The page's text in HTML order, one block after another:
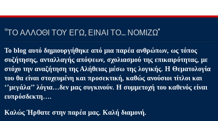
‘’ΤΟ ΑΛΛΟΘΙ ΤΟΥ ΕΓΩ, ΕΙΝΑΙ ΤΟ… ΝΟΜΙΖΩ''
Το blog αυτό δημιουργήθηκε από μια παρέα ανθρώπων, ως τόπος
συζήτησης, ανταλλαγής απόψεων, σχολιασμού της επικαιρότητας, με
στόχο την αναζήτηση της Αλήθειας μέσω της λογικής. Η Θεματολογία
του θα είναι στοχευμένη και προσεκτική, καθώς ανούσιοι τίτλοι και
‘’μεγάλα’’ λόγια…δεν μας συγκινούν. Η συμμετοχή του καθενός είναι
ευπρόσδεκτη….
Καλώς Ήρθατε στην παρέα μας. Καλή διαμονή.